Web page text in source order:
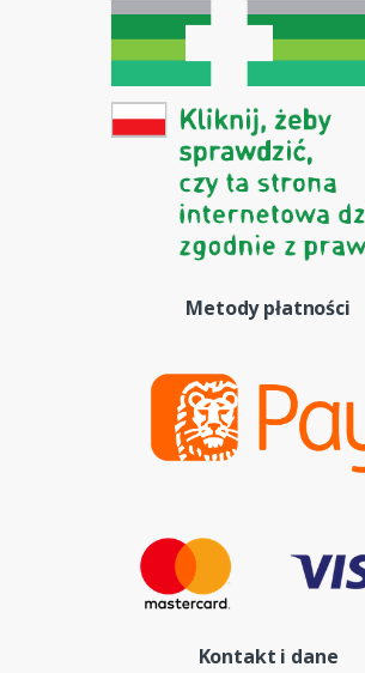
Metody płatności
Kontakt i dane